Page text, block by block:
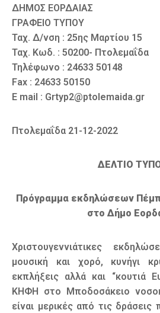
ΔΗΜΟΣ ΕΟΡΔΑΙΑΣ
ΓΡΑΦΕΙΟ ΤΥΠΟΥ
Ταχ. Δ/νση : 25ης Μαρτίου 15
Ταχ. Κωδ. : 50200- Πτολεμαΐδα
Τηλέφωνο : 24633 50148
Fax : 24633 50150
E mail : Grtyp2@ptolemaida.gr
Πτολεμαΐδα 21-12-2022
ΔΕΛΤΙΟ
Πρόγραμμα εκδηλώσεων
στο Δήμο
Χριστουγεννιάτικες
μουσική και χορό, κυνήγι
εκπλήξεις αλλά και “κουτιά
ΚΗΦΗ στο Μποδοσάκειο
είναι μερικές από τις δράσεις